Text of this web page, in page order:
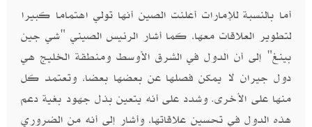
أما بالنسبة للإمارات أعلنت الصين أنها تولي اهتماما كبيرا
لتطوير العلاقات معها، كما أشار الرئيس الصيني "شي جين
بينغ" إلى أن الدول في الشرق الأوسط ومنطقة الخليج هي
دول جيران لا يمكن فصلها عن بعضها بعضا، وتعتمد كل
منها على الأخرى. وشدد على أنه يتعين بذل جهود بغية دعم
هذه الدول في تحسين علاقاتها، وأشار إلى أنه من الضروري